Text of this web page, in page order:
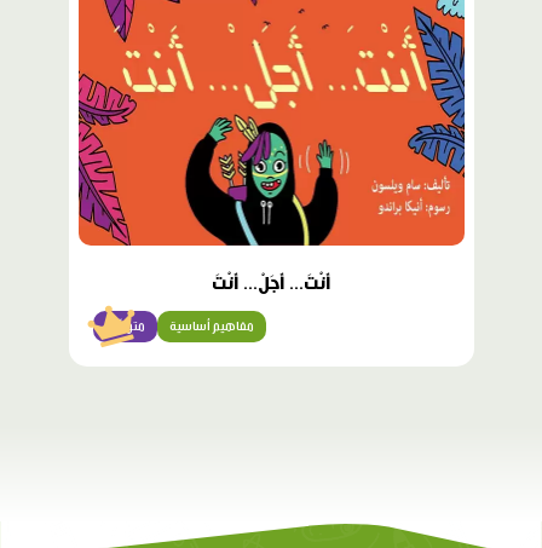
أَنْتَ... أَجَلْ... أَنْتَ
متوسّط مفاهيم أساسية